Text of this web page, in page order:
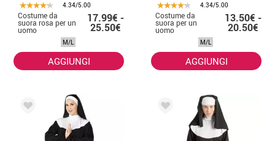
4.34/5.00
Costume da
suora rosa per un
uomo
17.99€ -
25.50€
M/L
AGGIUNGI
4.34/5.00
Costume da
suora per un
uomo
13.50€ -
20.50€
M/L
AGGIUNGI